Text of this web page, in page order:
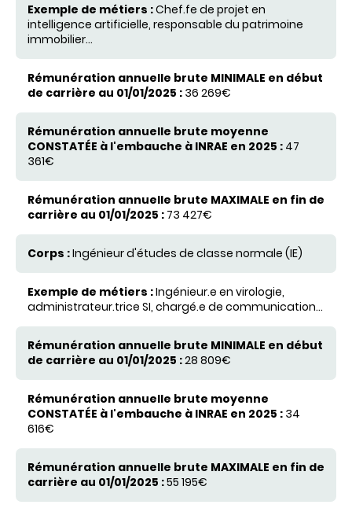
Exemple de métiers
Rémunération annuelle brute
carrière au 01/01/2025
Rémunération annuelle brute moyenne
l'embauche à INRAE en 2025
Rémunération annuelle bruteMAXIMALEen fin de
Chef.fe de projet en
intelligence artificielle, responsable du patrimoine
immobilier...
36 269€
47
361€
73 427€
Ingénieur d'études de classe normale (IE)
Ingénieur.e en virologie,
administrateur.trice SI, chargé.e de communication...
28 809€
34
616€
55 195€